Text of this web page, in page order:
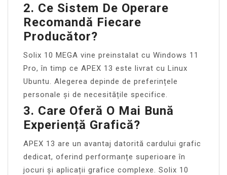
2. Ce Sistem De Operare
Recomandă Fiecare
Producător?
Solix 10 MEGA vine preinstalat cu Windows 11
Pro, în timp ce APEX 13 este livrat cu Linux
Ubuntu. Alegerea depinde de preferințele
personale și de necesitățile specifice.
3. Care Oferă O Mai Bună
Experiență Grafică?
APEX 13 are un avantaj datorită cardului grafic
dedicat, oferind performanțe superioare în
jocuri și aplicații grafice complexe. Solix 10